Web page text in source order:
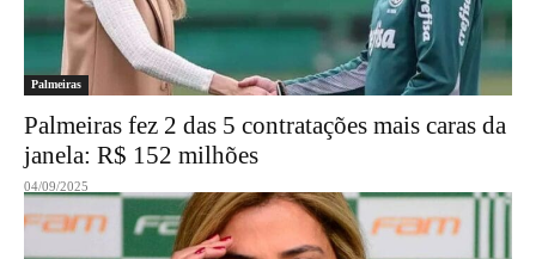
Palmeiras
Palmeiras fez 2 das 5 contratações mais caras da
janela: R$ 152 milhões
04/09/2025